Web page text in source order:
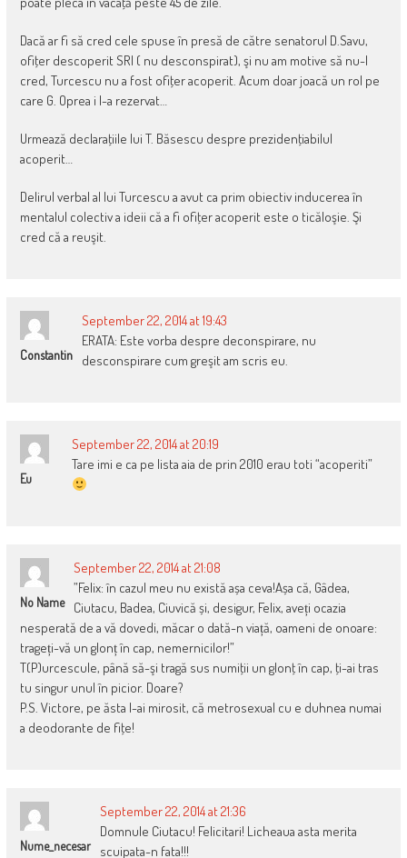
Dacă ar fi să cred cele spuse în presă de către senatorul D.Savu,
ofiţer descoperit SRI ( nu desconspirat), şi nu am motive să nu-l
cred, Turcescu nu a fost ofiţer acoperit. Acum doar joacă un rol pe
care G. Oprea i l-a rezervat…
Urmează declaraţiile lui T. Băsescu despre prezidenţiabilul
acoperit…
Delirul verbal al lui Turcescu a avut ca prim obiectiv inducerea în
mentalul colectiv a ideii că a fi ofiţer acoperit este o ticăloşie. Şi
cred că a reuşit.
Constantin
September 22, 2014 at 19:43
ERATA: Este vorba despre deconspirare, nu
desconspirare cum greşit am scris eu.
Eu
September 22, 2014 at 20:19
Tare imi e ca pe lista aia de prin 2010 erau toti “acoperiti”
No Name
September 22, 2014 at 21:08
”Felix: în cazul meu nu există așa ceva!Așa că, Gâdea,
Ciutacu, Badea, Ciuvică și, desigur, Felix, aveți ocazia
nesperată de a vă dovedi, măcar o dată-n viață, oameni de onoare:
trageți-vă un glonț în cap, nemernicilor!”
T(P)urcescule, până să-şi tragă sus numiţii un glonţ în cap, ţi-ai tras
tu singur unul în picior. Doare?
P.S. Victore, pe ăsta l-ai mirosit, că metrosexual cu e duhnea numai
a deodorante de fiţe!
Nume_necesar
September 22, 2014 at 21:36
Domnule Ciutacu! Felicitari! Licheaua asta merita
scuipata-n fata!!!